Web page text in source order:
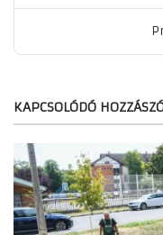
KAPCSOLÓDÓ